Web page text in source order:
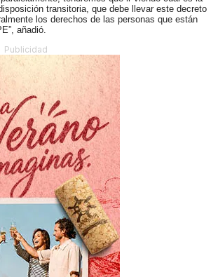
transitoria, que debe llevar este decreto
los derechos de las personas que están
añadió.
Publicidad